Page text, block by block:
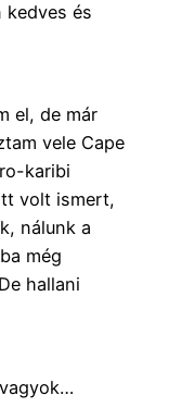
kedves és
el, de már
vele Cape
karibi
volt ismert,
nálunk a
még
hallani